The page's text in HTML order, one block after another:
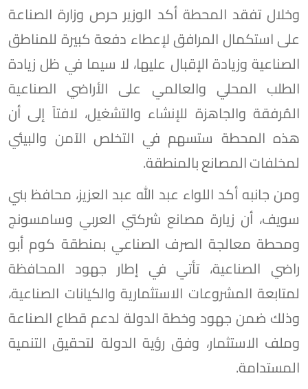
وخلال تفقد المحطة أكد الوزير حرص وزارة الصناعة
على استكمال المرافق لإعطاء دفعة كبيرة للمناطق
الصناعية وزيادة الإقبال عليها، لا سيما في ظل زيادة
الطلب المحلي والعالمي على الأراضي الصناعية
المُرفقة والجاهزة للإنشاء والتشغيل، لافتاً إلى أن
هذه المحطة ستسهم في التخلص الآمن والبيئي
لمخلفات المصانع بالمنطقة.
ومن جانبه أكد اللواء عبد الله عبد العزيز، محافظ بني
سويف، أن زيارة مصانع شركتي العربي وسامسونج
ومحطة معالجة الصرف الصناعي بمنطقة كوم أبو
راضي الصناعية، تأتي في إطار جهود المحافظة
لمتابعة المشروعات الاستثمارية والكيانات الصناعية،
وذلك ضمن جهود وخطة الدولة لدعم قطاع الصناعة
وملف الاستثمار، وفق رؤية الدولة لتحقيق التنمية
المستدامة.